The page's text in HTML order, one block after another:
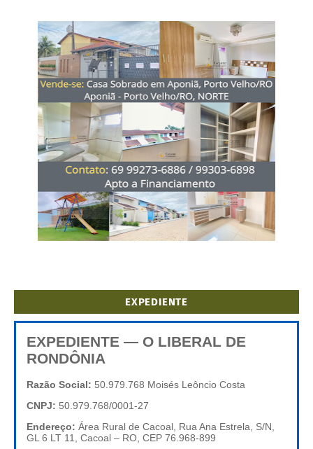
EXPEDIENTE
EXPEDIENTE — O LIBERAL DE
RONDÔNIA
Razão Social: 50.979.768 Moisés Leôncio Costa
CNPJ: 50.979.768/0001-27
Endereço: Área Rural de Cacoal, Rua Ana Estrela, S/N,
GL 6 LT 11, Cacoal – RO, CEP 76.968-899